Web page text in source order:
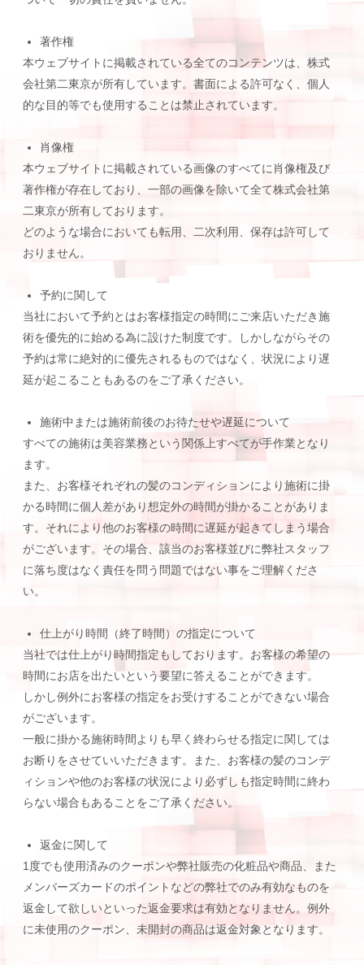
著作権
本ウェブサイトに掲載されている全てのコンテンツは、株式
会社第二東京が所有しています。書面による許可なく、個人
的な目的等でも使用することは禁止されています。
肖像権
本ウェブサイトに掲載されている画像のすべてに肖像権及び
著作権が存在しており、一部の画像を除いて全て株式会社第
二東京が所有しております。
どのような場合においても転用、二次利用、保存は許可して
おりません。
予約に関して
当社において予約とはお客様指定の時間にご来店いただき施
術を優先的に始める為に設けた制度です。しかしながらその
予約は常に絶対的に優先されるものではなく、状況により遅
延が起こることもあるのをご了承ください。
施術中または施術前後のお待たせや遅延について
すべての施術は美容業務という関係上すべてが手作業となり
ます。
また、お客様それぞれの髪のコンディションにより施術に掛
かる時間に個人差があり想定外の時間が掛かることがありま
す。それにより他のお客様の時間に遅延が起きてしまう場合
がございます。その場合、該当のお客様並びに弊社スタッフ
に落ち度はなく責任を問う問題ではない事をご理解くださ
い。
仕上がり時間（終了時間）の指定について
当社では仕上がり時間指定もしております。お客様の希望の
時間にお店を出たいという要望に答えることができます。
しかし例外にお客様の指定をお受けすることができない場合
がございます。
一般に掛かる施術時間よりも早く終わらせる指定に関しては
お断りをさせていいただきます。また、お客様の髪のコンデ
ィションや他のお客様の状況により必ずしも指定時間に終わ
らない場合もあることをご了承ください。
返金に関して
1度でも使用済みのクーポンや弊社販売の化粧品や商品、また
メンバーズカードのポイントなどの弊社でのみ有効なものを
返金して欲しいといった返金要求は有効となりません。例外
に未使用のクーポン、未開封の商品は返金対象となります。